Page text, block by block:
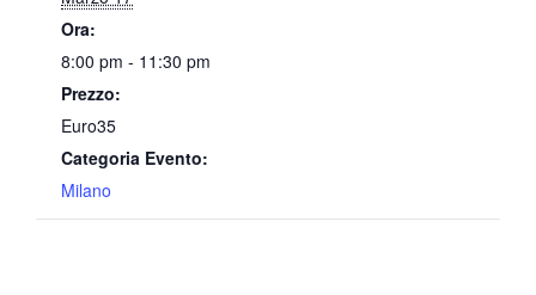
Ora:
8:00 pm - 11:30 pm
Prezzo:
Euro35
Categoria Evento:
Milano